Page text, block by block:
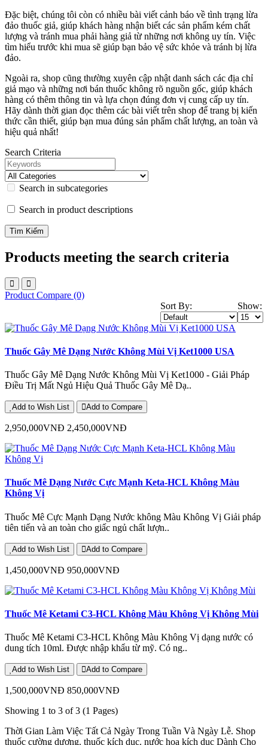
Đặc biệt, chúng tôi còn có nhiều bài viết cảnh báo về tình trạng lừa
đảo thuốc giả, giúp khách hàng nhận biết các sản phẩm kém chất
lượng và tránh mua phải hàng giả từ những nơi không uy tín. Việc
tìm hiểu trước khi mua sẽ giúp bạn bảo vệ sức khỏe và tránh bị lừa
đảo.
Ngoài ra, shop cũng thường xuyên cập nhật danh sách các địa chỉ
giả mạo và những nơi bán thuốc không rõ nguồn gốc, giúp khách
hàng có thêm thông tin và lựa chọn đúng đơn vị cung cấp uy tín.
Hãy dành thời gian đọc thêm các bài viết trên shop để trang bị kiến
thức cần thiết, giúp bạn mua đúng sản phẩm chất lượng, an toàn và
hiệu quả nhất!
Search Criteria
Search in subcategories
Search in product descriptions
Products meeting the search criteria
Product Compare (0)
Show:
Sort By:
Thuốc Gây Mê Dạng Nước Không Mùi Vị Ket1000 USA
Thuốc Gây Mê Dạng Nước Không Mùi Vị Ket1000 - Giải Pháp
Điều Trị Mất Ngủ Hiệu Quả Thuốc Gây Mê Dạ..
Add to Wish List Add to Compare
2,950,000VNĐ 2,450,000VNĐ
Thuốc Mê Dạng Nước Cực Mạnh Keta-HCL Không Màu
Không Vị
Thuốc Mê Cực Mạnh Dạng Nước không Màu Không Vị Giải pháp
tiên tiến và an toàn cho giấc ngủ chất lượn..
Add to Wish List Add to Compare
1,450,000VNĐ 950,000VNĐ
Thuốc Mê Ketami C3-HCL Không Màu Không Vị Không Mùi
Thuốc Mê Ketami C3-HCL Không Màu Không Vị dạng nước có
dung tích 10ml. Được nhập khẩu từ mỹ. Có ng..
Add to Wish List Add to Compare
1,500,000VNĐ 850,000VNĐ
Showing 1 to 3 of 3 (1 Pages)
Thời Gian Làm Việc Tất Cả Ngày Trong Tuần Và Ngày Lễ. Shop
thuốc cường dương. thuốc kích dục. nước hoa kích dục Dành Cho